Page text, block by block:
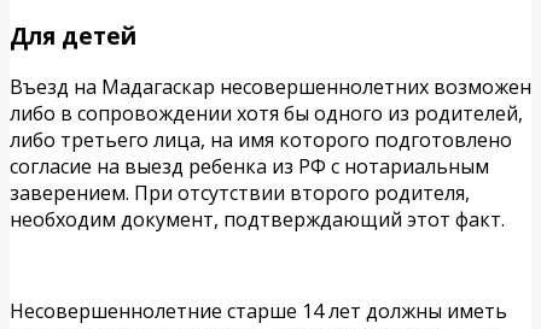
Для детей
Въезд на Мадагаскар несовершеннолетних возможен
либо в сопровождении хотя бы одного из родителей,
либо третьего лица, на имя которого подготовлено
согласие на выезд ребенка из РФ с нотариальным
заверением. При отсутствии второго родителя,
необходим документ, подтверждающий этот факт.
Несовершеннолетние старше 14 лет должны иметь